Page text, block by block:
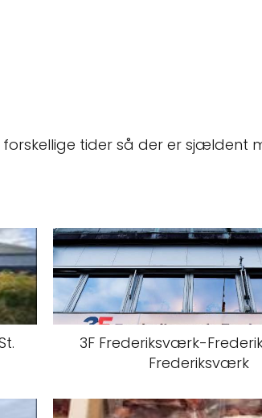
tider så der er sjældent
3F Frederiksværk-
Frederiksværk